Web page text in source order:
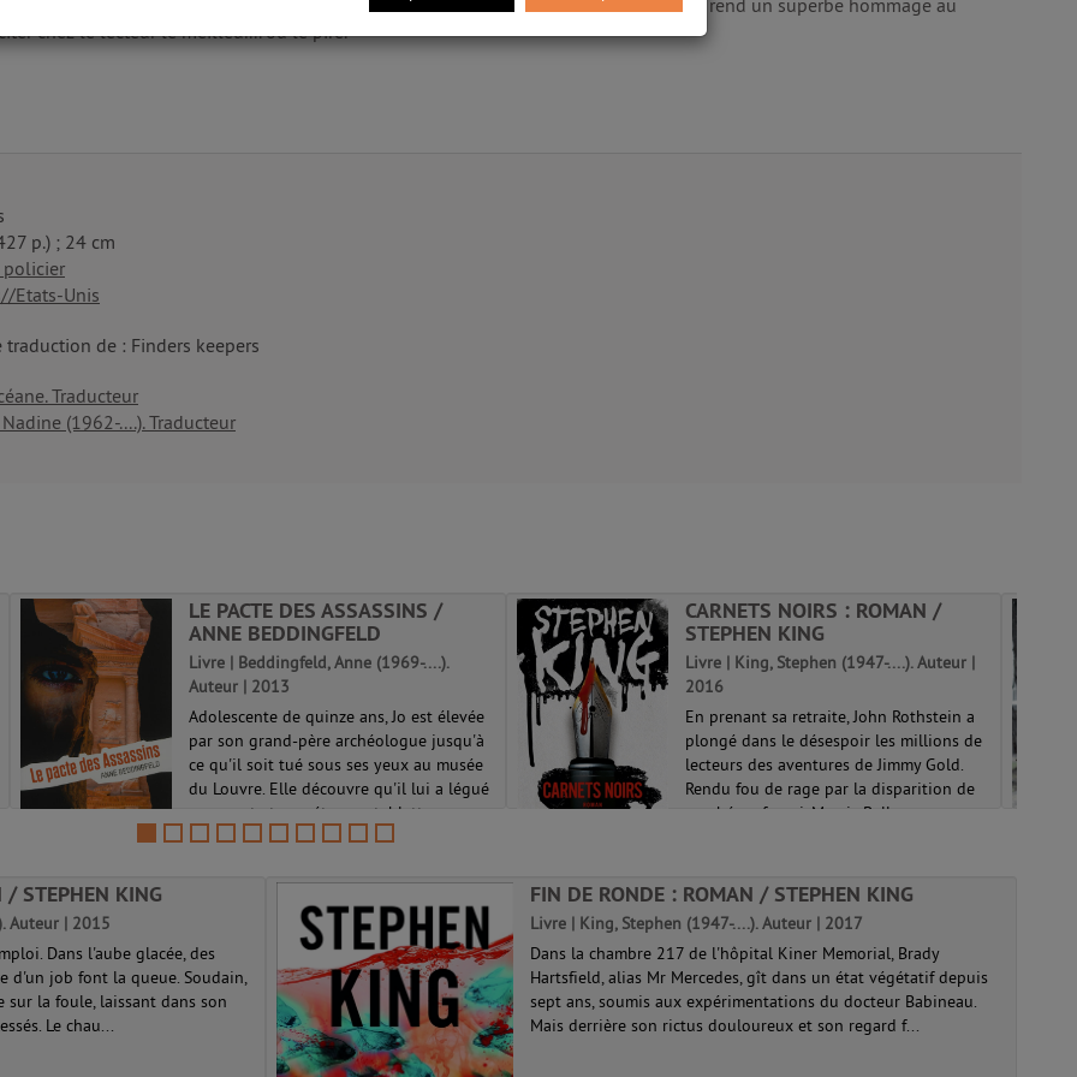
roman noir où l'on retrouve les protagonistes de Mr. Mercedes (prix Edgar 2015), il rend un superbe hommage au
chez le lecteur le meilleur... ou le pire.
p.) ; 24 cm
policier
Etats-Unis
traduction de : Finders keepers
Traducteur
Nadine (1962-....). Traducteur
LE PACTE DES ASSASSINS /
ANNE BEDDINGFELD
Livre | Beddingfeld, Anne (1969-....).
Auteur | 2013
Adolescente de quinze ans, Jo est élevée
par son grand-père archéologue jusqu'à
ce qu'il soit tué sous ses yeux au musée
du Louvre. Elle découvre qu'il lui a légué
un secret et une étrange tablette.
Exfiltrée à Pétra en Jordanie p...
CARNETS NOIRS : ROMAN /
STEPHEN KING
Livre | King, Stephen (1947-....). Auteur |
2016
En prenant sa retraite, John Rothstein a
plongé dans le désespoir les millions de
lecteurs des aventures de Jimmy Gold.
Rendu fou de rage par la disparition de
son héros favori, Morris Bellamy
/ STEPHEN KING
Auteur | 2015
Dans l'aube glacée, des
d'un job font la queue. Soudain,
sur la foule, laissant dans son
Le chau...
FIN DE RONDE : ROMAN / STEPHEN KING
Livre | King, Stephen (1947-....). Auteur | 2017
Dans la chambre 217 de l'hôpital Kiner Memorial, Brady
Hartsfield, alias Mr Mercedes, gît dans un état végétatif depuis
sept ans, soumis aux expérimentations du docteur Babineau.
Mais derrière son rictus douloureux et son regard f...